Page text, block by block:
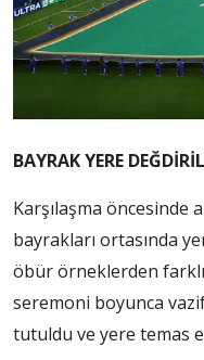
BAYRAK YERE
Karşılaşma öncesinde
bayrakları ortasında
öbür örneklerden farklı
seremoni boyunca
tutuldu ve yere temas